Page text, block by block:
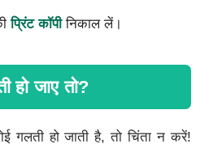
प्रिंट कॉपीनिकाल लें।
जाए तो?
हो जाती है, तो चिंता न करें!